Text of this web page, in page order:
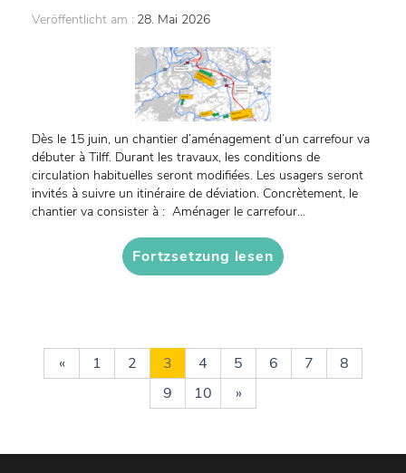
Veröffentlicht am : 28. Mai 2026
Dès le 15 juin, un chantier d’aménagement d’un carrefour va
débuter à Tilff. Durant les travaux, les conditions de
circulation habituelles seront modifiées. Les usagers seront
invités à suivre un itinéraire de déviation. Concrètement, le
chantier va consister à : Aménager le carrefour...
Fortzsetzung lesen
« 1 2 3 4 5 6 7
8
9
10 »